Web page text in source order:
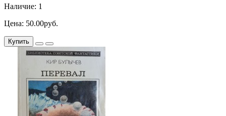
Наличие: 1
Цена: 50.00руб.
Купить